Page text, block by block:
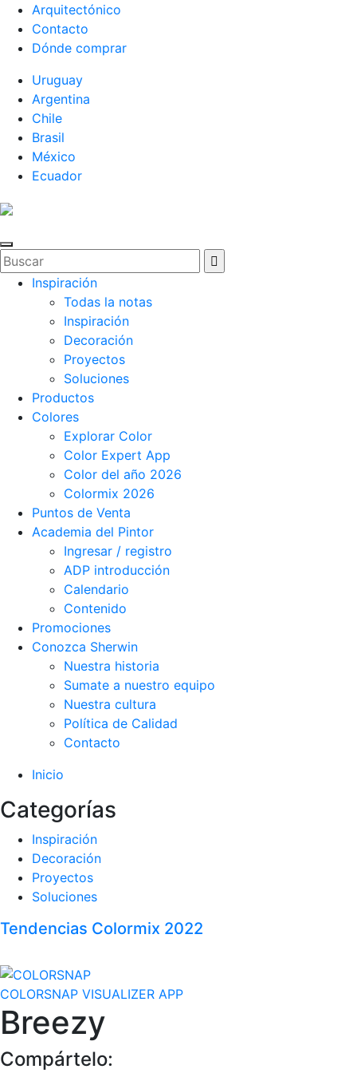
Arquitectónico
Contacto
Dónde comprar
Uruguay
Argentina
Chile
Brasil
México
Ecuador
Inspiración
Todas la notas
Inspiración
Decoración
Proyectos
Soluciones
Productos
Colores
Explorar Color
Color Expert App
Color del año 2026
Colormix 2026
Puntos de Venta
Academia del Pintor
Ingresar / registro
ADP introducción
Calendario
Contenido
Promociones
Conozca Sherwin
Nuestra historia
Sumate a nuestro equipo
Nuestra cultura
Política de Calidad
Contacto
Inicio
Categorías
Inspiración
Decoración
Proyectos
Soluciones
Tendencias Colormix 2022
COLORSNAP VISUALIZER APP
Breezy
Compártelo: